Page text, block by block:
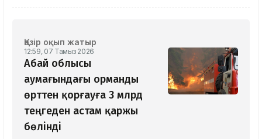
Қазір оқып жатыр
12:59, 07 Тамыз 2026
Абай облысы
аумағындағы орманды
өрттен қорғауға 3 млрд
теңгеден астам қаржы
бөлінді